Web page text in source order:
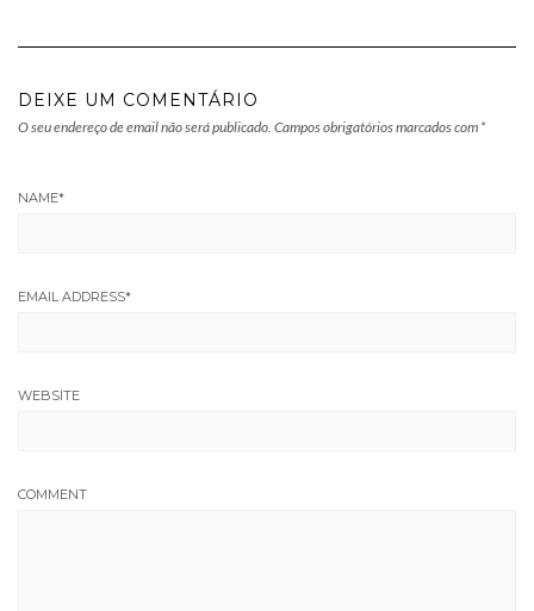
DEIXE UM COMENTÁRIO
O seu endereço de email não será publicado. Campos obrigatórios marcados com *
NAME*
EMAIL ADDRESS*
WEBSITE
COMMENT